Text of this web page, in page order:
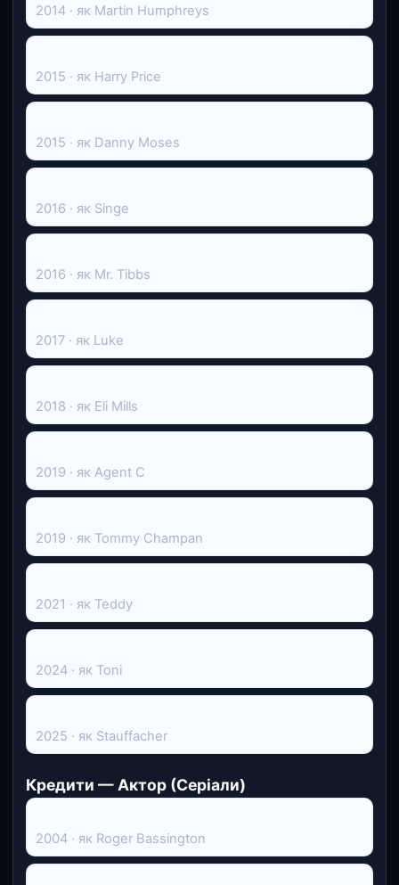
2014 · як Martin Humphreys
2015 · як Harry Price
2015 · як Danny Moses
2016 · як Singe
2016 · як Mr. Tibbs
2017 · як Luke
2018 · як Eli Mills
2019 · як Agent C
2019 · як Tommy Champan
2021 · як Teddy
2024 · як Toni
2025 · як Stauffacher
Кредити — Актор (Серіали)
2004 · як Roger Bassington